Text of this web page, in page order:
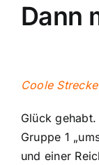
Dann
Coole Strecke
Glück
Gruppe 1
und einer